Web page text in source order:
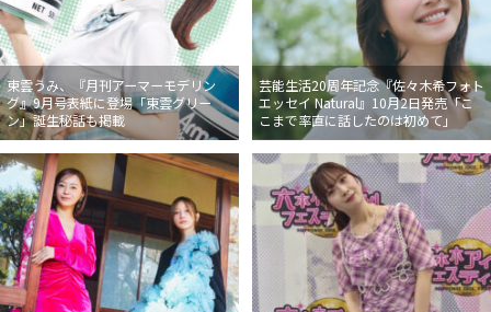
東雲うみ、『月刊アーマーモデリン
グ』9月号表紙に登場「東雲グリー
ン」誕生秘話も掲載
芸能生活20周年記念『佐々木希フォト
エッセイ Natural』10月2日発売「こ
こまで率直に話したのは初めて」